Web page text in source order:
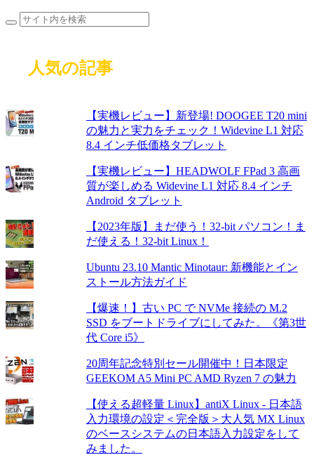
人気の記事
【実機レビュー】新登場! DOOGEE T20 mini
の魅力と実力をチェック！Widevine L1 対応
8.4 インチ低価格タブレット
【実機レビュー】HEADWOLF FPad 3 高画
質が楽しめる Widevine L1 対応 8.4 インチ
Android タブレット
【2023年版】まだ使う！32-bit パソコン！ま
だ使える！32-bit Linux！
Ubuntu 23.10 Mantic Minotaur: 新機能とイン
ストール方法ガイド
【爆速！】古い PC で NVMe 接続の M.2
SSD をブートドライブにしてみた。《第3世
代 Core i5》
20周年記念特別セール開催中！日本限定
GEEKOM A5 Mini PC AMD Ryzen 7 の魅力
【使える超軽量 Linux】antiX Linux - 日本語
入力環境の設定＜完全版＞大人気 MX Linux
のベースシステムの日本語入力設定をして
みました。